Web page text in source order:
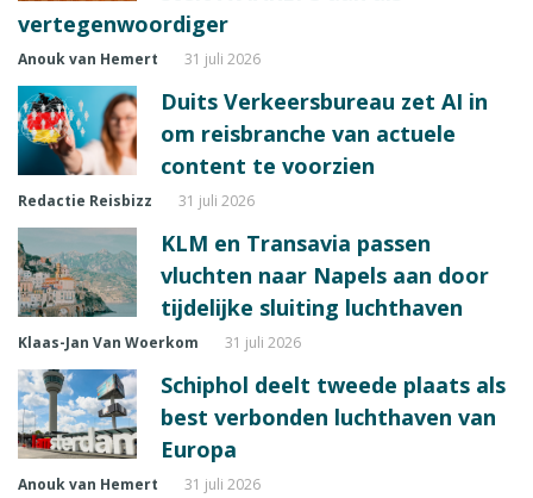
vertegenwoordiger
Anouk van Hemert 31 juli 2026
Duits Verkeersbureau zet AI in
om reisbranche van actuele
content te voorzien
Redactie Reisbizz 31 juli 2026
KLM en Transavia passen
vluchten naar Napels aan door
tijdelijke sluiting luchthaven
Klaas-Jan Van Woerkom 31 juli 2026
Schiphol deelt tweede plaats als
best verbonden luchthaven van
Europa
Anouk van Hemert 31 juli 2026